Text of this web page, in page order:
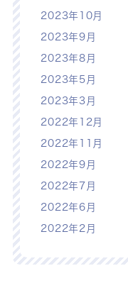
2023年10月
2023年9月
2023年8月
2023年5月
2023年3月
2022年12月
2022年11月
2022年9月
2022年7月
2022年6月
2022年2月